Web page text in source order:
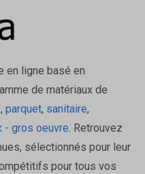
en ligne basé en
de matériaux de
, parquet, sanitaire,
- gros oeuvre. Retrouvez
sélectionnés pour leur
pour tous vos